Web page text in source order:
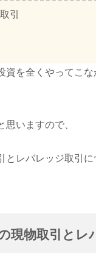
引
資を全くやってこ
思いますので、
とレバレッジ取引
現物取引とレ